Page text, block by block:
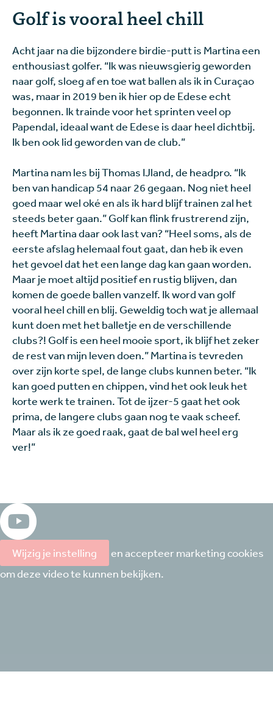
Golf is vooral heel chill
Acht jaar na die bijzondere birdie-putt is Martina een
enthousiast golfer. “Ik was nieuwsgierig geworden
naar golf, sloeg af en toe wat ballen als ik in Curaçao
was, maar in 2019 ben ik hier op de Edese echt
begonnen. Ik trainde voor het sprinten veel op
Papendal, ideaal want de Edese is daar heel dichtbij.
Ik ben ook lid geworden van de club.”
Martina nam les bij Thomas IJland, de headpro. “Ik
ben van handicap 54 naar 26 gegaan. Nog niet heel
goed maar wel oké en als ik hard blijf trainen zal het
steeds beter gaan.” Golf kan flink frustrerend zijn,
heeft Martina daar ook last van? “Heel soms, als de
eerste afslag helemaal fout gaat, dan heb ik even
het gevoel dat het een lange dag kan gaan worden.
Maar je moet altijd positief en rustig blijven, dan
komen de goede ballen vanzelf. Ik word van golf
vooral heel chill en blij. Geweldig toch wat je allemaal
kunt doen met het balletje en de verschillende
clubs?! Golf is een heel mooie sport, ik blijf het zeker
de rest van mijn leven doen.” Martina is tevreden
over zijn korte spel, de lange clubs kunnen beter. “Ik
kan goed putten en chippen, vind het ook leuk het
korte werk te trainen. Tot de ijzer-5 gaat het ook
prima, de langere clubs gaan nog te vaak scheef.
Maar als ik ze goed raak, gaat de bal wel heel erg
ver!”
Wijzig je instelling
en accepteer marketing cookies
om deze video te kunnen bekijken.